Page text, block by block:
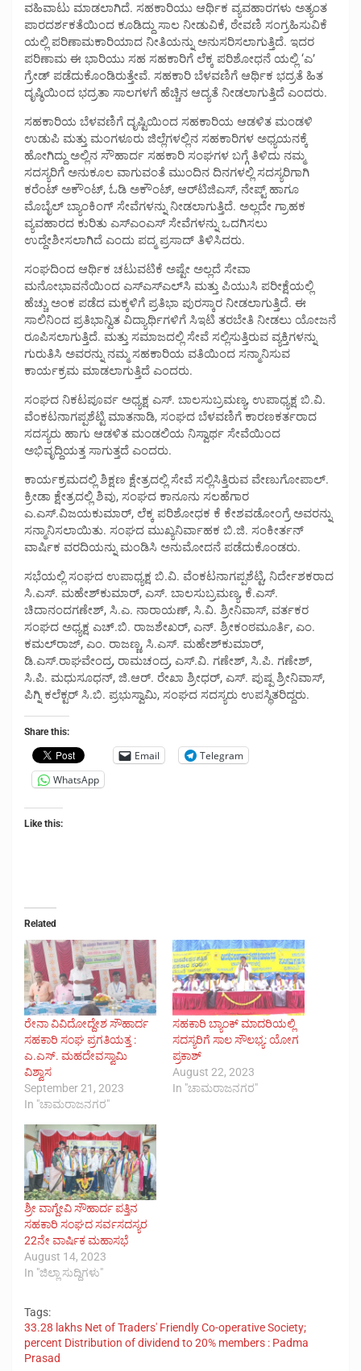
ವಹಿವಾಟು ಮಾಡಲಾಗಿದೆ. ಸಹಕಾರಿಯು ಆರ್ಥಿಕ ವ್ಯವಹಾರಗಳು ಅತ್ಯಂತ
ಪಾರದರ್ಶಕತೆಯಿಂದ ಕೂಡಿದ್ದು ಸಾಲ ನೀಡುವಿಕೆ, ಠೇವಣಿ ಸಂಗ್ರಹಿಸುವಿಕೆ
ಯಲ್ಲಿ ಪರಿಣಾಮಕಾರಿಯಾದ ನೀತಿಯನ್ನು ಅನುಸರಿಸಲಾಗುತ್ತಿದೆ. ಇದರ
ಪರಿಣಾಮ ಈ ಭಾರಿಯು ಸಹ ಸಹಕಾರಿಗೆ ಲೆಕ್ಕ ಪರಿಶೋಧನೆ ಯಲ್ಲಿ ‘ಎ’
ಗ್ರೇಡ್ ಪಡೆದುಕೊಂಡಿರುತ್ತೇವೆ. ಸಹಕಾರಿ ಬೆಳವಣಿಗೆ ಆರ್ಥಿಕ ಭದ್ರತೆ ಹಿತ
ದೃಷ್ಠಿಯಿಂದ ಭದ್ರತಾ ಸಾಲಗಳಗೆ ಹೆಚ್ಚಿನ ಆದ್ಯತೆ ನೀಡಲಾಗುತ್ತಿದೆ ಎಂದರು.
ಸಹಕಾರಿಯ ಬೆಳವಣಿಗೆ ದೃಷ್ಟಿಯಿಂದ ಸಹಕಾರಿಯ ಆಡಳಿತ ಮಂಡಳಿ
ಉಡುಪಿ ಮತ್ತು ಮಂಗಳೂರು ಜಿಲ್ಲೆಗಳಲ್ಲಿನ ಸಹಕಾರಿಗಳ ಅಧ್ಯಯನಕ್ಕೆ
ಹೋಗಿದ್ದು ಅಲ್ಲಿನ ಸೌಹಾರ್ದ ಸಹಕಾರಿ ಸಂಘಗಳ ಬಗ್ಗೆ ತಿಳಿದು ನಮ್ಮ
ಸದಸ್ಯರಿಗೆ ಅನುಕೂಲ ವಾಗುವಂತೆ ಮುಂದಿನ ದಿನಗಳಲ್ಲಿ ಸದಸ್ಯರಿಗಾಗಿ
ಕರೆಂಟ್ ಅಕೌಂಟ್, ಓಡಿ ಅಕೌಂಟ್, ಆರ್‌ಟಿಜಿಎಸ್, ನೇಪ್ಟ್ ಹಾಗೂ
ಮೊಬೈಲ್ ಬ್ಯಾಂಕಿಂಗ್ ಸೇವೆಗಳನ್ನು ನೀಡಲಾಗುತ್ತಿದೆ. ಅಲ್ಲದೇ ಗ್ರಾಹಕ
ವ್ಯವಹಾರದ ಕುರಿತು ಎಸ್‌ಎಂಎಸ್ ಸೇವೆಗಳನ್ನು ಒದಗಿಸಲು
ಉದ್ದೇಶೀಸಲಾಗಿದೆ ಎಂದು ಪದ್ಮ ಪ್ರಸಾದ್ ತಿಳಿಸಿದರು.
ಸಂಘದಿಂದ ಆರ್ಥಿಕ ಚಟುವಟಿಕೆ ಅಷ್ಟೇ ಅಲ್ಲದೆ ಸೇವಾ
ಮನೋಭಾವನೆಯಿಂದ ಎಸ್‌ಎಸ್‌ಎಲ್‌ಸಿ ಮತ್ತು ಪಿಯುಸಿ ಪರೀಕ್ಷೆಯಲ್ಲಿ
ಹೆಚ್ಚು ಅಂಕ ಪಡೆದ ಮಕ್ಕಳಿಗೆ ಪ್ರತಿಭಾ ಪುರಸ್ಕಾರ ನೀಡಲಾಗುತ್ತಿದೆ. ಈ
ಸಾಲಿನಿಂದ ಪ್ರತಿಭಾನ್ವಿತ ವಿದ್ಯಾರ್ಥಿಗಳಿಗೆ ಸಿಇಟಿ ತರಬೇತಿ ನೀಡಲು ಯೋಜನೆ
ರೂಪಿಸಲಾಗುತ್ತಿದೆ. ಮತ್ತು ಸಮಾಜದಲ್ಲಿ ಸೇವೆ ಸಲ್ಲಿಸುತ್ತಿರುವ ವ್ಯಕ್ತಿಗಳನ್ನು
ಗುರುತಿಸಿ ಅವರನ್ನು ನಮ್ಮ ಸಹಕಾರಿಯ ವತಿಯಿಂದ ಸನ್ಮಾನಿಸುವ
ಕಾರ್ಯಕ್ರಮ ಮಾಡಲಾಗುತ್ತಿದೆ ಎಂದರು.
ಸಂಘದ ನಿಕಟಪೂರ್ವ ಅಧ್ಯಕ್ಷ ಎಸ್. ಬಾಲಸುಬ್ರಮಣ್ಯ, ಉಪಾಧ್ಯಕ್ಷ ಬಿ.ವಿ.
ವೆಂಕಟನಾಗಪ್ಪಶೆಟ್ಟಿ ಮಾತನಾಡಿ, ಸಂಘದ ಬೆಳವಣಿಗೆ ಕಾರಣಕರ್ತರಾದ
ಸದಸ್ಯರು ಹಾಗು ಆಡಳಿತ ಮಂಡಲಿಯ ನಿಸ್ವಾರ್ಥ ಸೇವೆಯಿಂದ
ಅಭಿವೃದ್ದಿಯತ್ತ ಸಾಗುತ್ತದೆ ಎಂದರು.
ಕಾರ್ಯಕ್ರಮದಲ್ಲಿ ಶಿಕ್ಷಣ ಕ್ಷೇತ್ರದಲ್ಲಿ ಸೇವೆ ಸಲ್ಲಿಸಿತ್ತಿರುವ ವೇಣುಗೋಪಾಲ್.
ಕ್ರೀಡಾ ಕ್ಷೇತ್ರದಲ್ಲಿ ಶಿವು, ಸಂಘದ ಕಾನೂನು ಸಲಹೆಗಾರ
ಎ.ಎಸ್.ವಿಜಯಕುಮಾರ್, ಲೆಕ್ಕ ಪರಿಶೋಧಕ ಕೆ ಕೇಶವಡೋಂಗ್ರೆ ಅವರನ್ನು
ಸನ್ಮಾನಿಸಲಾಯಿತು. ಸಂಘದ ಮುಖ್ಯನಿರ್ವಾಹಕ ಬಿ.ಜಿ. ಸಂಕೀರ್ತನ್
ವಾರ್ಷಿಕ ವರದಿಯನ್ನು ಮಂಡಿಸಿ ಅನುಮೋದನೆ ಪಡೆದುಕೊಂಡರು.
ಸಭೆಯಲ್ಲಿ ಸಂಘದ ಉಪಾಧ್ಯಕ್ಷ ಬಿ.ವಿ. ವೆಂಕಟನಾಗಪ್ಪಶೆಟ್ಟಿ, ನಿರ್ದೇಶಕರಾದ
ಸಿ.ಎಸ್. ಮಹೇಶ್‌ಕುಮಾರ್, ಎಸ್. ಬಾಲಸುಬ್ರಮಣ್ಯ, ಕೆ.ಎಸ್.
ಚಿದಾನಂದಗಣೇಶ್, ಸಿ.ಎ. ನಾರಾಯಣ್, ಸಿ.ವಿ. ಶ್ರೀನಿವಾಸ್, ವರ್ತಕರ
ಸಂಘದ ಅಧ್ಯಕ್ಷ ಎಚ್.ಬಿ. ರಾಜಶೇಖರ್, ಎನ್. ಶ್ರೀಕಂಠಮೂರ್ತಿ, ಎಂ.
ಕಮಲ್‌ರಾಜ್, ಎಂ. ರಾಜಣ್ಣ, ಸಿ.ಎಸ್. ಮಹೇಶ್‌ಕುಮಾರ್,
ಡಿ.ಎಸ್.ರಾಘವೇಂದ್ರ, ರಾಮಚಂದ್ರ, ಎಸ್.ವಿ. ಗಣೇಶ್, ಸಿ.ಪಿ. ಗಣೇಶ್,
ಸಿ.ಪಿ. ಮಧುಸೂಧನ್, ಜಿ.ಆರ್. ರೇಖಾ ಶ್ರೀಧರ್, ಎಸ್. ಪುಷ್ಪ ಶ್ರೀನಿವಾಸ್,
ಪಿಗ್ನಿ ಕಲೆಕ್ಟರ್ ಸಿ.ಬಿ. ಪ್ರಭುಸ್ವಾಮಿ, ಸಂಘದ ಸದಸ್ಯರು ಉಪಸ್ಥಿತರಿದ್ದರು.
Share this:
Email
Telegram
WhatsApp
Like this:
Related
ರೇನಾ ವಿವಿದೋದ್ದೇಶ ಸೌಹಾರ್ದ
ಸಹಕಾರಿ ಸಂಘ ಪ್ರಗತಿಯತ್ತ :
ಎ.ಎಸ್. ಮಹದೇವಸ್ವಾಮಿ
ವಿಶ್ವಾಸ
September 21, 2023
In "ಚಾಮರಾಜನಗರ"
ಸಹಕಾರಿ ಬ್ಯಾಂಕ್ ಮಾದರಿಯಲ್ಲಿ
ಸದಸ್ಯರಿಗೆ ಸಾಲ ಸೌಲಭ್ಯ: ಯೋಗ
ಪ್ರಕಾಶ್
August 22, 2023
In "ಚಾಮರಾಜನಗರ"
ಶ್ರೀ ವಾಗ್ದೇವಿ ಸೌಹಾರ್ದ ಪತ್ತಿನ
ಸಹಕಾರಿ ಸಂಘದ ಸರ್ವಸದಸ್ಯರ
22ನೇ ವಾರ್ಷಿಕ ಮಹಾಸಭೆ
August 14, 2023
In "ಜಿಲ್ಲಾ ಸುದ್ದಿಗಳು"
Tags:
33.28 lakhs Net of Traders' Friendly Co-operative Society;
percent Distribution of dividend to 20% members : Padma
Prasad